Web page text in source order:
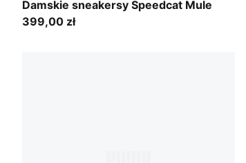
Damskie sneakersy Speedcat Mule
Espresso Bean-Haute Coffee
399,00 zł